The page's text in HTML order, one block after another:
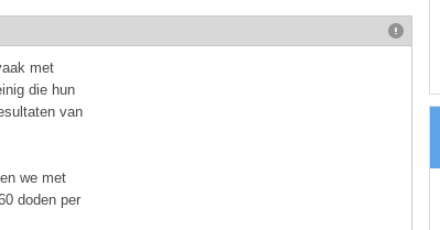
met
die hun
van
we met
doden per